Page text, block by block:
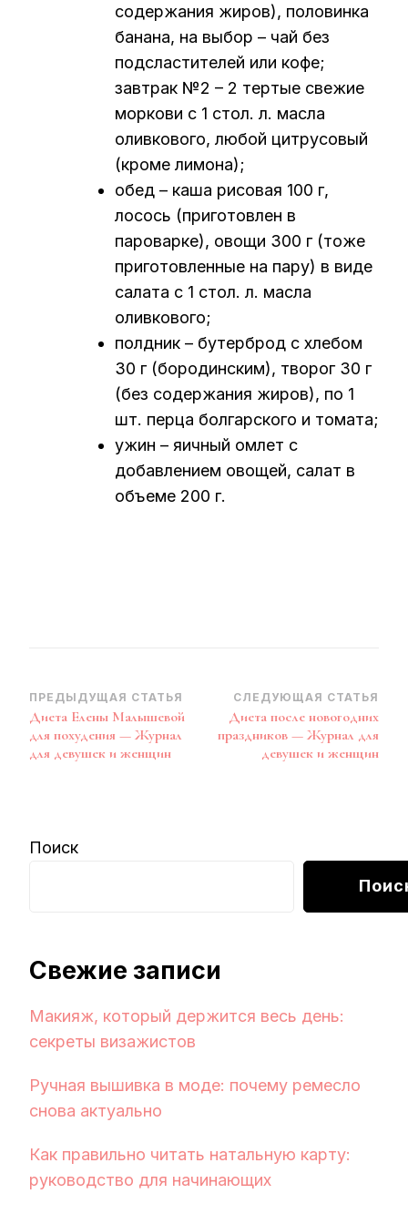
содержания жиров), половинка
банана, на выбор – чай без
подсластителей или кофе;
завтрак №2 – 2 тертые свежие
моркови с 1 стол. л. масла
оливкового, любой цитрусовый
(кроме лимона);
обед – каша рисовая 100 г,
лосось (приготовлен в
пароварке), овощи 300 г (тоже
приготовленные на пару) в виде
салата с 1 стол. л. масла
оливкового;
полдник – бутерброд с хлебом
30 г (бородинским), творог 30 г
(без содержания жиров), по 1
шт. перца болгарского и томата;
ужин – яичный омлет с
добавлением овощей, салат в
объеме 200 г.
Навигация
по
записям
ПРЕДЫДУЩАЯ СТАТЬЯ
Диета Елены Малышевой
для похудения — Журнал
для девушек и женщин
СЛЕДУЮЩАЯ СТАТЬЯ
Диета после новогодних
праздников — Журнал для
девушек и женщин
Поиск
Свежие записи
Макияж, который держится весь день:
секреты визажистов
Ручная вышивка в моде: почему ремесло
снова актуально
Как правильно читать натальную карту:
руководство для начинающих